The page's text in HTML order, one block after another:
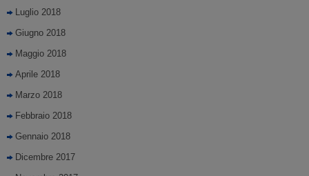
Luglio 2018
Giugno 2018
Maggio 2018
Aprile 2018
Marzo 2018
Febbraio 2018
Gennaio 2018
Dicembre 2017